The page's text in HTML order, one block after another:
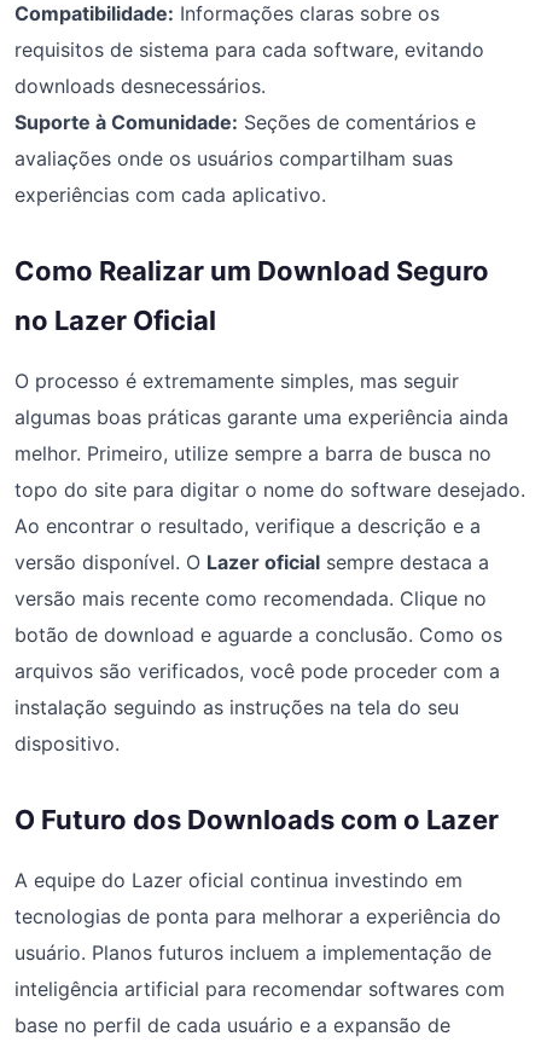
Compatibilidade: Informações claras sobre os
requisitos de sistema para cada software, evitando
downloads desnecessários.
Suporte à Comunidade: Seções de comentários e
avaliações onde os usuários compartilham suas
experiências com cada aplicativo.
Como Realizar um Download Seguro
no Lazer Oficial
O processo é extremamente simples, mas seguir
algumas boas práticas garante uma experiência ainda
melhor. Primeiro, utilize sempre a barra de busca no
topo do site para digitar o nome do software desejado.
Ao encontrar o resultado, verifique a descrição e a
versão disponível. O Lazer oficial sempre destaca a
versão mais recente como recomendada. Clique no
botão de download e aguarde a conclusão. Como os
arquivos são verificados, você pode proceder com a
instalação seguindo as instruções na tela do seu
dispositivo.
O Futuro dos Downloads com o Lazer
A equipe do Lazer oficial continua investindo em
tecnologias de ponta para melhorar a experiência do
usuário. Planos futuros incluem a implementação de
inteligência artificial para recomendar softwares com
base no perfil de cada usuário e a expansão de